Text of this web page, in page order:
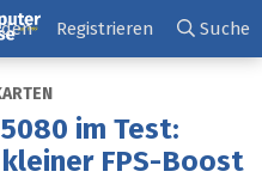
Registrieren Suche
im Test:
kleiner FPS-Boost